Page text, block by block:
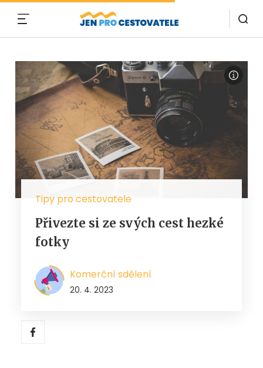
Tipy pro cestovatele
Přivezte si ze svých cest hezké
fotky
Komerční sdělení
20. 4. 2023